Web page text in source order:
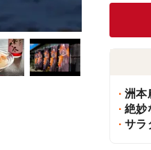
洲本
絶妙
サラ